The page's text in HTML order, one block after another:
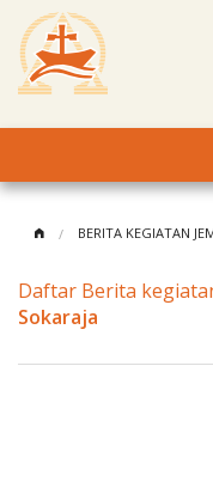
Klasis dan Jemaat
BERITA KEGIATAN
Daftar Berita
Sokaraja